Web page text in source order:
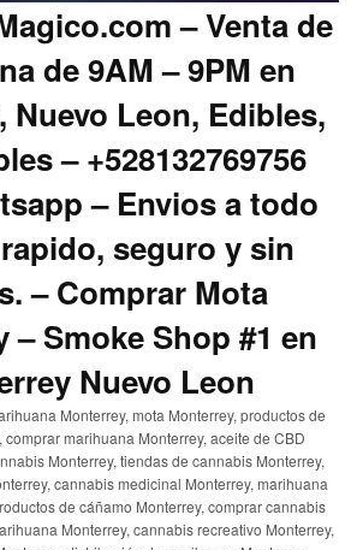
– Venta de
de 9AM – 9PM en
Nuevo Leon, Edibles,
– +528132769756
– Envios a todo
seguro y sin
– Comprar Mota
– Smoke Shop #1 en
Nuevo Leon
Monterrey, mota Monterrey, productos de
marihuana Monterrey, aceite de CBD
Monterrey, tiendas de cannabis Monterrey,
cannabis medicinal Monterrey, marihuana
de cáñamo Monterrey, comprar cannabis
Monterrey, cannabis recreativo Monterrey,